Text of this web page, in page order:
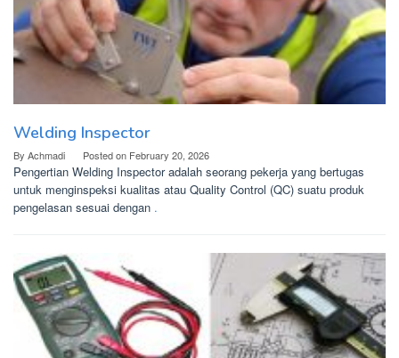
Welding Inspector
By Achmadi Posted on February 20, 2026
Pengertian Welding Inspector adalah seorang pekerja yang bertugas
untuk menginspeksi kualitas atau Quality Control (QC) suatu produk
pengelasan sesuai dengan .